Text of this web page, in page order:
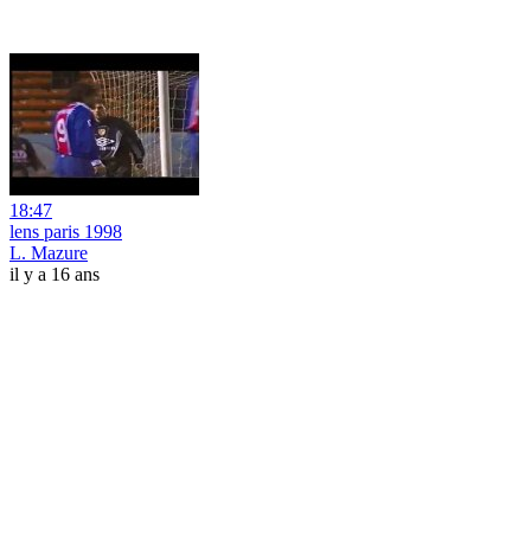
18:47
lens paris 1998
L. Mazure
il y a 16 ans